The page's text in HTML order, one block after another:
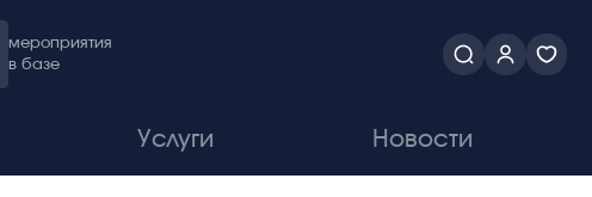
мероприятия
в базе
Услуги Новости